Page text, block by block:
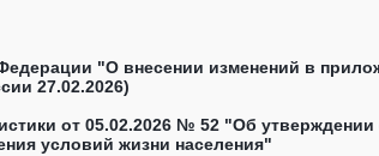
"О внесении изменений в
27.02.2026)
от 05.02.2026 № 52 "Об
условий жизни населения"